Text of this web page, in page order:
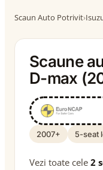
Scaun Auto Potrivit›
Scaune
D-max
2007+ 5-seat
Vezi toate cele 2